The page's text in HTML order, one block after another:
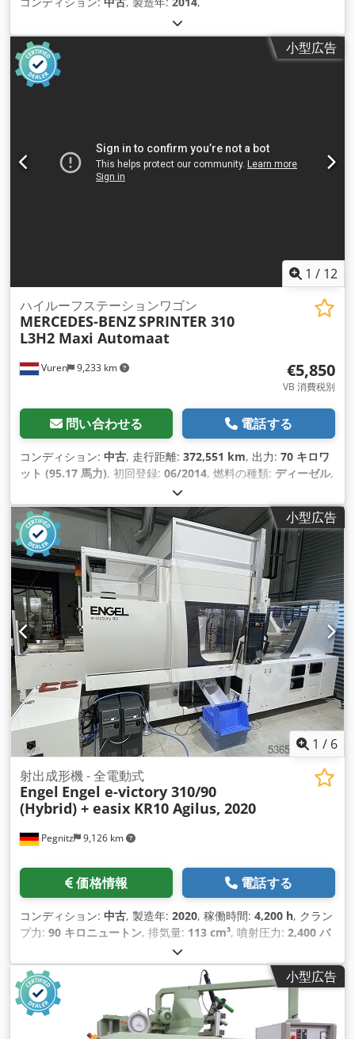
小型広告
1 / 12
Vuren 9,233 km
ハイルーフステーションワゴン
MERCEDES-BENZSPRINTER 310
L3H2 Maxi Automaat
€5,850
VB 消費税別
問い合わせる 電話する
コンディション: 中古, 走行距離: 372,551 km, 出力: 70 キロワ
ット (95.17 馬力), 初回登録: 06/2014, 燃料の種類: ディーゼル,
, アクスル構成:
4,320 mm, 燃料:ディーゼル, 色:白色, 運転席:デイキャブ, 変
速方式:オートマチック, 排出クラス:ユーロ5
, サスペンション:
鋼, 座席数: , 全長: 7,100 mm , 全幅: 1,990 mm, 全高: 2,730
mm, 荷室長:4,120 mm, 荷室幅:1,770 mm , 荷室高: 1,940
mm, 製造年:2014, 装備:ABS（アンチロック・ブレーキ・シ
ステム）, セントラルロック, トラクションコントロール, ブル
ートゥース, 電動ウィンドウ調節, 電動ミラー,
小型広告
1 / 6
Pegnitz 9,126 km
射出成形機 - 全電動式
Engel Engel e-victory 310/90
(Hybrid) + easix KR10 Agilus, 2020
価格情報 電話する
コンディション: 中古, 製造年: 2020, 稼働時間: 4,200 h, クラン
プ力: 90 キロニュートン, 排気量: 113 cm³, 噴射圧力: 2,400 バ
7,500 kg（キログラム）
径:30 mm, 運賃基準：場所渡し Dedpfx Asv S H N Rjaneck 配
達時間：手配 支払条件：マシンの受け入れ前に100％、厳密に
ネット
小型広告